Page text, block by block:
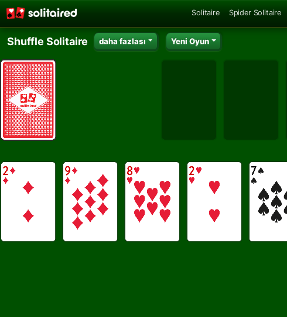
Solitaire Spider Solitaire
Shuffle Solitaire daha fazlası Yeni Oyun